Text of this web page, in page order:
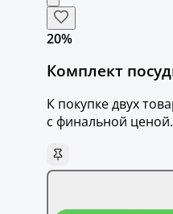
20%
Комплект
К покупке двух
с финальной